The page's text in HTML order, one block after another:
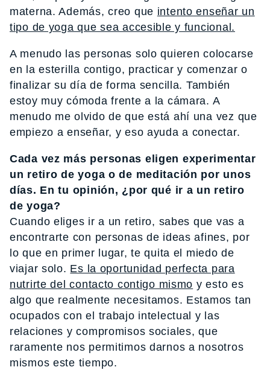
materna. Además, creo que intento enseñar un
tipo de yoga que sea accesible y funcional.
A menudo las personas solo quieren colocarse
en la esterilla contigo, practicar y comenzar o
finalizar su día de forma sencilla. También
estoy muy cómoda frente a la cámara. A
menudo me olvido de que está ahí una vez que
empiezo a enseñar, y eso ayuda a conectar.
Cada vez más personas eligen experimentar
un retiro de yoga o de meditación por unos
días. En tu opinión, ¿por qué ir a un retiro
de yoga?
Cuando eliges ir a un retiro, sabes que vas a
encontrarte con personas de ideas afines, por
lo que en primer lugar, te quita el miedo de
viajar solo. Es la oportunidad perfecta para
nutrirte del contacto contigo mismo y esto es
algo que realmente necesitamos. Estamos tan
ocupados con el trabajo intelectual y las
relaciones y compromisos sociales, que
raramente nos permitimos darnos a nosotros
mismos este tiempo.